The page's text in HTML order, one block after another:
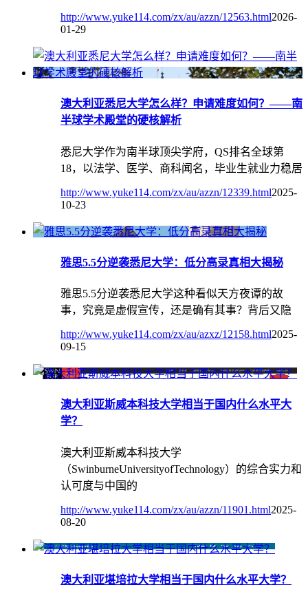
http://www.yuke114.com/zx/au/azzn/12563.html2026-
01-29
澳大利亚悉尼大学怎么样？申请难度如何？​——南
半球学术殿堂的硬核解析
悉尼大学作为南半球顶尖学府，QS排名全球第
18，以法学、医学、商科闻名，毕业生就业力稳居
http://www.yuke114.com/zx/au/azzn/12339.html2025-
10-23
雅思5.5分逆袭悉尼大学：低分高录真相大揭秘
雅思5.5分逆袭悉尼大学这种看似天方夜谭的故
事，究竟是虚假宣传，还是确有其事？背后又隐
http://www.yuke114.com/zx/au/azxz/12158.html2025-
09-15
澳大利亚斯威本科技大学相当于国内什么水平大
学？
澳大利亚斯威本科技大学
（SwinburneUniversityofTechnology）的综合实力和
认可度与中国的
http://www.yuke114.com/zx/au/azzn/11901.html2025-
08-20
澳大利亚堪培拉大学相当于国内什么水平大学？